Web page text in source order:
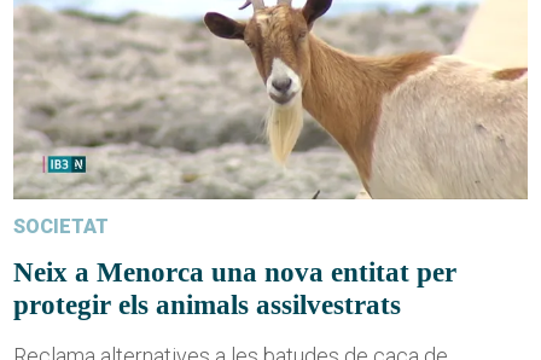
SOCIETAT
Neix a Menorca una nova entitat per
protegir els animals assilvestrats